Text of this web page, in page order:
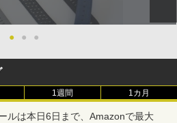
● ● ●
1週間 1カ月
ルは本日6日まで、Amazonで最大